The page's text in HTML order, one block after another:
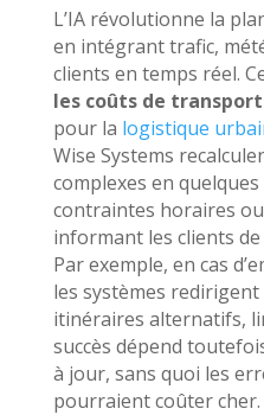
L’IA révolutionne la
en intégrant trafic,
clients en temps réel.
les coûts de transport
pour la logistique
Wise Systems
complexes en
contraintes horaires
informant les clients de
Par exemple, en cas
les systèmes redirigent
itinéraires alternatifs,
succès dépend
à jour, sans quoi les
pourraient coûter cher.